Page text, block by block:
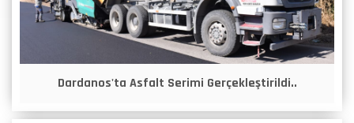
Dardanos'ta Asfalt Serimi Gerçekleştirildi..